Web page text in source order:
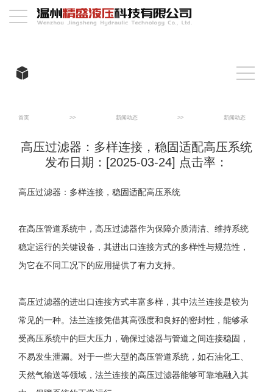
首页 >> 新闻动态 >> 新闻动态
高压过滤器：多样连接，稳固适配高压系统
发布日期：[2025-03-24] 点击率：
高压过滤器：多样连接，稳固适配高压系统
在高压管道系统中，高压过滤器作为保障介质清洁、维持系统
稳定运行的关键设备，其进出口连接方式的多样性与规范性，
为它在不同工况下的应用提供了有力支持。
高压过滤器的进出口连接方式丰富多样，其中法兰连接是较为
常见的一种。法兰连接凭借其高强度和良好的密封性，能够承
受高压系统中的巨大压力，确保过滤器与管道之间连接稳固，
不易发生泄漏。对于一些大型的高压管道系统，如石油化工、
天然气输送等领域，法兰连接的高压过滤器能够可靠地融入其